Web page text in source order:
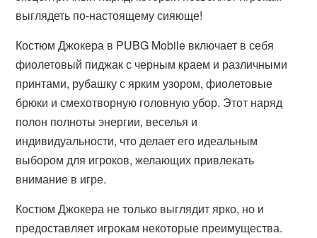
выглядеть по-настоящему сияюще!
Костюм Джокера в PUBG Mobile включает в себя
фиолетовый пиджак с черным краем и различными
принтами, рубашку с ярким узором, фиолетовые
брюки и смехотворную головную убор. Этот наряд
полон полноты энергии, веселья и
индивидуальности, что делает его идеальным
выбором для игроков, желающих привлекать
внимание в игре.
Костюм Джокера не только выглядит ярко, но и
предоставляет игрокам некоторые преимущества.